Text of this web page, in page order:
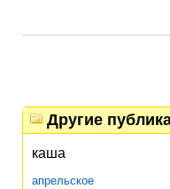
Другие
каша
апрельское